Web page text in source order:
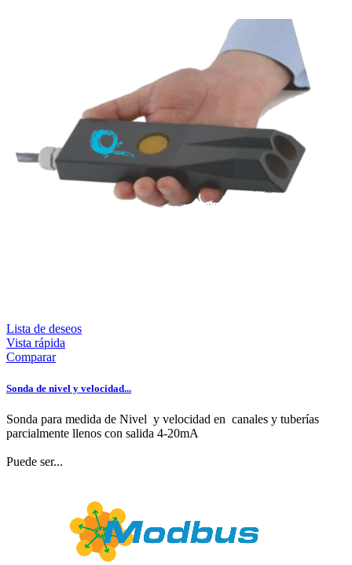
Lista de deseos
Vista rápida
Comparar
Sonda de nivel y velocidad...
Sonda para medida de Nivel y velocidad en canales y tuberías
parcialmente llenos con salida 4-20mA
Puede ser...